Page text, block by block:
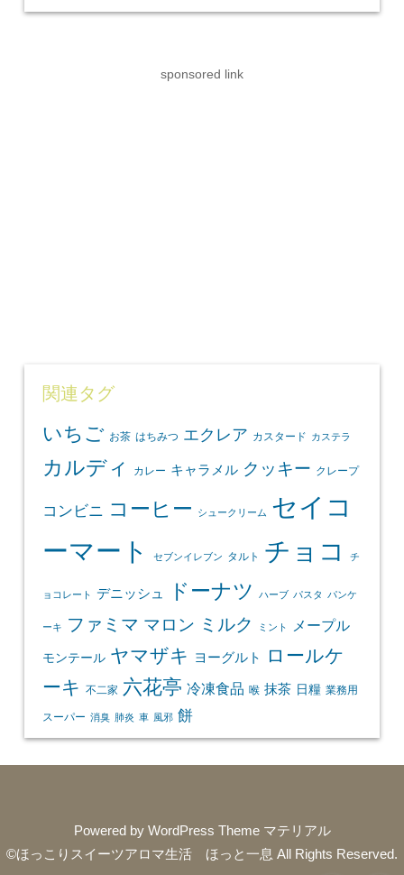
sponsored link
関連タグ
いちご お茶 はちみつ エクレア カスタード カステラ
カルディ カレー キャラメル クッキー クレープ
コンビニ コーヒー シュークリーム セイコ
ーマート
セブンイレブン タルト チョコ チ
ョコレート デニッシュ ドーナツ ハーブ パスタ パンケ
ーキ ファミマ マロン ミルク ミント メープル
モンテール ヤマザキ ヨーグルト
ロールケ
ーキ 不二家 六花亭 冷凍食品 喉 抹茶 日糧 業務用
スーパー 消臭 肺炎 車 風邪 餅
Powered by WordPress Theme マテリアル
©ほっこりスイーツアロマ生活 ほっと一息 All Rights Reserved.